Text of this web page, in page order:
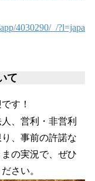
4030290/_/?l=japa
て
す！
、営利・非営利
、事前の許諾な
の実況で、ぜひ
さい。